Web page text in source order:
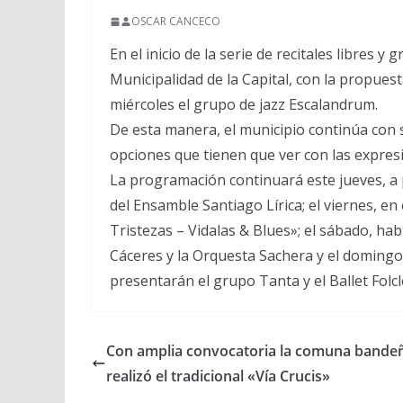
OSCAR CANCECO
En el inicio de la serie de recitales libres y
Municipalidad de la Capital, con la
miércoles el grupo de jazz Escalandrum.
De esta manera, el municipio continúa
opciones que tienen que ver con las
La programación continuará este jueves,
del Ensamble Santiago Lírica; el viernes,
Tristezas – Vidalas & Blues»; el sábado,
Cáceres y la Orquesta Sachera y el
presentarán el grupo Tanta y el Ballet
Con amplia convocatoria la comuna
realizó el tradicional «Vía Crucis»